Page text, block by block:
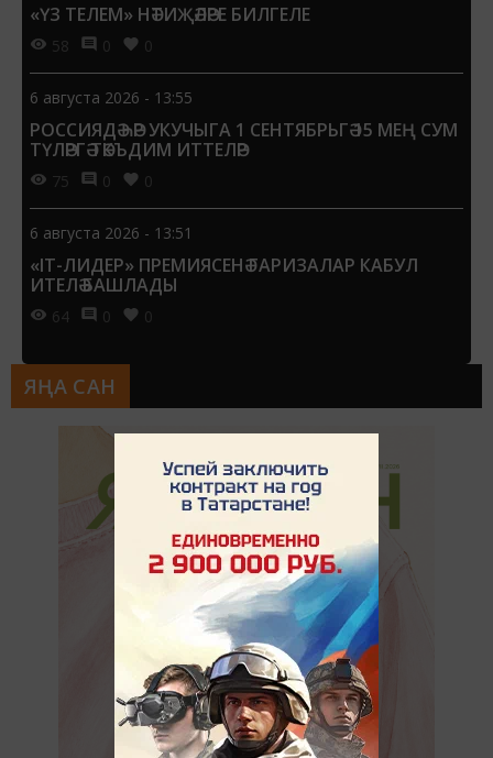
«ҮЗ ТЕЛЕМ» НӘТИҖӘЛӘРЕ БИЛГЕЛЕ
58 0 0
6 августа 2026 - 13:55
РОССИЯДӘ ҺӘР УКУЧЫГА 1 СЕНТЯБРЬГӘ 15 МЕҢ СУМ
ТҮЛӘРГӘ ТӘКЪДИМ ИТТЕЛӘР
75 0 0
6 августа 2026 - 13:51
«IT-ЛИДЕР» ПРЕМИЯСЕНӘ ГАРИЗАЛАР КАБУЛ
ИТЕЛӘ БАШЛАДЫ
64 0 0
ЯҢА САН